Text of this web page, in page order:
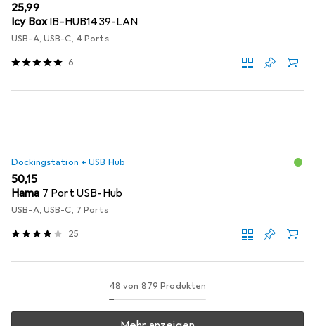
EUR
25,99
Icy BoxIB-HUB1439-LAN
USB-A, USB-C, 4 Ports
6
Dockingstation + USB Hub
EUR
50,15
Hama 7 Port USB-Hub
USB-A, USB-C, 7 Ports
25
48 von 879 Produkten